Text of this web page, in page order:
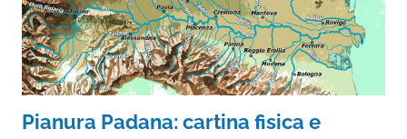
Pianura Padana: cartina fisica e